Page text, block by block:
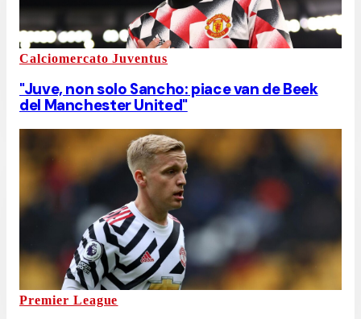
Calciomercato Juventus
"Juve, non solo Sancho: piace van de Beek
del Manchester United"
Premier League